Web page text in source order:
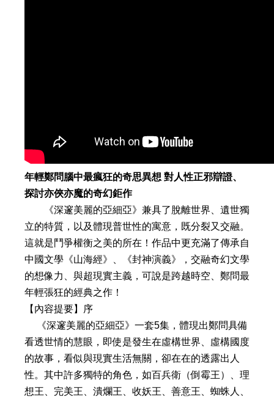
年輕鄭問腦中最瘋狂的奇思異想 對人性正邪辯證、
探討亦俠亦魔的奇幻鉅作
《深邃美麗的亞細亞》兼具了脫離世界、遺世獨
立的特質，以及體現普世性的寓意，既分裂又交融。
這就是鬥爭權衡之美的所在！作品中更充滿了傳承自
中國文學《山海經》、《封神演義》，交融奇幻文學
的想像力、與超現實主義，可說是跨越時空、鄭問最
年輕張狂的經典之作！
【內容提要】序
《深邃美麗的亞細亞》一套5集，體現出鄭問具備
看透世情的慧眼，即使是發生在虛構世界、虛構國度
的故事，看似與現實生活無關，卻在在的透露出人
性。其中許多獨特的角色，如百兵衛（倒霉王）、理
想王、完美王、潰爛王、收妖王、善意王、蜘蛛人、